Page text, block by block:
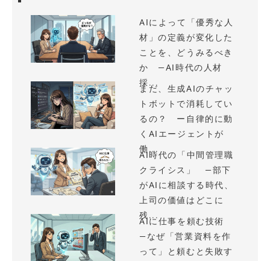
AIによって「優秀な人
材」の定義が変化した
ことを、どうみるべき
か —AI時代の人材
採...
まだ、生成AIのチャッ
トボットで消耗してい
るの？ ー自律的に動
くAIエージェントが
働...
AI時代の「中間管理職
クライシス」 —部下
がAIに相談する時代、
上司の価値はどこに
残...
AIに仕事を頼む技術
—なぜ「営業資料を作
って」と頼むと失敗す